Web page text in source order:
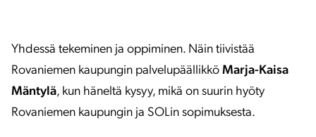
Yhdessä tekeminen ja oppiminen. Näin tiivistää
Rovaniemen kaupungin palvelupäällikkö Marja-Kaisa
Mäntylä, kun häneltä kysyy, mikä on suurin hyöty
Rovaniemen kaupungin ja SOLin sopimuksesta.